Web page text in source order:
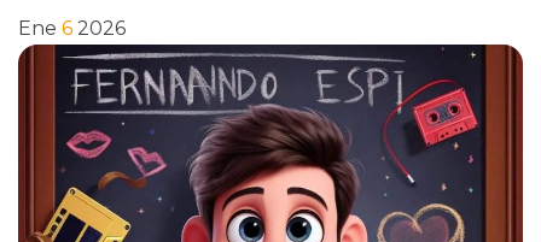
Ene 6 2026